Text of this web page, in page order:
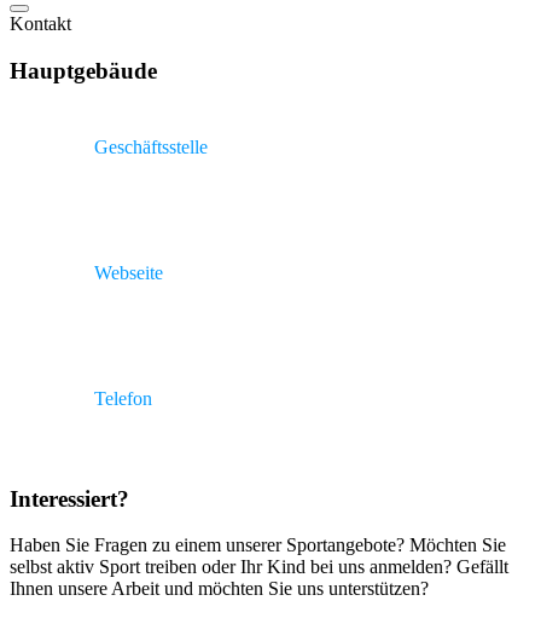
Kontakt
Hauptgebäude
Geschäftsstelle
Webseite
Telefon
Interessiert?
Haben Sie Fragen zu einem unserer Sportangebote? Möchten Sie
selbst aktiv Sport treiben oder Ihr Kind bei uns anmelden? Gefällt
Ihnen unsere Arbeit und möchten Sie uns unterstützen?